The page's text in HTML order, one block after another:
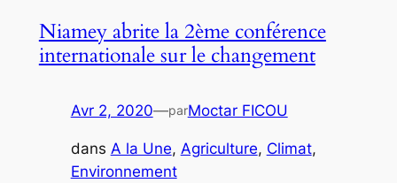
Niamey abrite la 2ème conférence
internationale sur le changement
Avr 2, 2020—parMoctar FICOU
dans A la Une, Agriculture, Climat
Environnement